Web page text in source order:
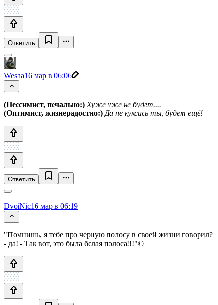
Ответить
Wesha16 мар в 06:06
(Пессимист, печально:) Хуже уже не будет....
(Оптимист, жизнерадостно:) Да не куксись ты, будет ещё!
Ответить
DvoiNic16 мар в 06:19
"Помнишь, я тебе про черную полосу в своей жизни говорил?
- да! - Так вот, это была белая полоса!!!"©